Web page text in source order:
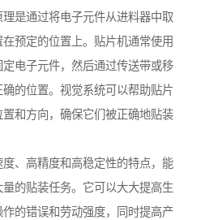
是通过将电子元件从进料器中取
预定的位置上。贴片机通常使用
电子元件，然后通过传送带或移
的位置。视觉系统可以帮助贴片
和方向，确保它们被正确地贴装
、高精度和高稳定性的特点，能
的贴装任务。它可以大大提高生
的错误和劳动强度，同时提高产